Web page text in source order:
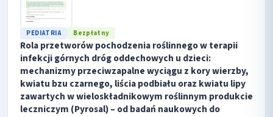
PEDIATRIA Bezpłatny
Rola przetworów pochodzenia roślinnego w terapii
infekcji górnych dróg oddechowych u dzieci:
mechanizmy przeciwzapalne wyciągu z kory wierzby,
kwiatu bzu czarnego, liścia podbiału oraz kwiatu lipy
zawartych w wieloskładnikowym roślinnym produkcie
leczniczym (Pyrosal) – od badań naukowych do